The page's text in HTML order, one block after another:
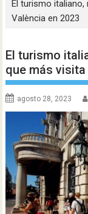
El turismo
València en 2023
El turismo
que más
agosto 28, 2023